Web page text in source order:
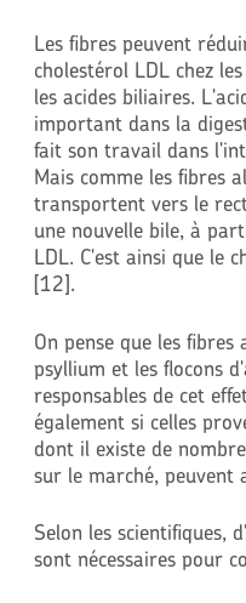
Les fibres peuvent
cholestérol LDL chez
les acides biliaires.
important dans la
fait son travail dans
Mais comme les fibres
transportent vers le
une nouvelle bile, à
LDL. C'est ainsi que le
[12].
On pense que les
psyllium et les flocons
responsables de cet
également si celles
dont il existe de
sur le marché, peuvent
Selon les scientifiques,
sont nécessaires pour